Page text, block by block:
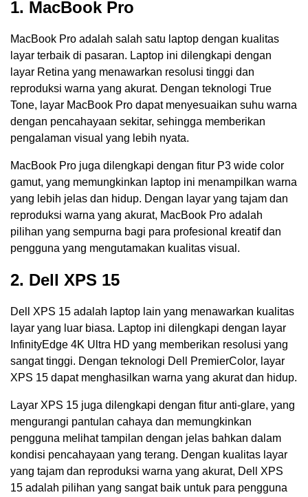
1. MacBook Pro
MacBook Pro adalah salah satu laptop dengan kualitas
layar terbaik di pasaran. Laptop ini dilengkapi dengan
layar Retina yang menawarkan resolusi tinggi dan
reproduksi warna yang akurat. Dengan teknologi True
Tone, layar MacBook Pro dapat menyesuaikan suhu warna
dengan pencahayaan sekitar, sehingga memberikan
pengalaman visual yang lebih nyata.
MacBook Pro juga dilengkapi dengan fitur P3 wide color
gamut, yang memungkinkan laptop ini menampilkan warna
yang lebih jelas dan hidup. Dengan layar yang tajam dan
reproduksi warna yang akurat, MacBook Pro adalah
pilihan yang sempurna bagi para profesional kreatif dan
pengguna yang mengutamakan kualitas visual.
2. Dell XPS 15
Dell XPS 15 adalah laptop lain yang menawarkan kualitas
layar yang luar biasa. Laptop ini dilengkapi dengan layar
InfinityEdge 4K Ultra HD yang memberikan resolusi yang
sangat tinggi. Dengan teknologi Dell PremierColor, layar
XPS 15 dapat menghasilkan warna yang akurat dan hidup.
Layar XPS 15 juga dilengkapi dengan fitur anti-glare, yang
mengurangi pantulan cahaya dan memungkinkan
pengguna melihat tampilan dengan jelas bahkan dalam
kondisi pencahayaan yang terang. Dengan kualitas layar
yang tajam dan reproduksi warna yang akurat, Dell XPS
15 adalah pilihan yang sangat baik untuk para pengguna